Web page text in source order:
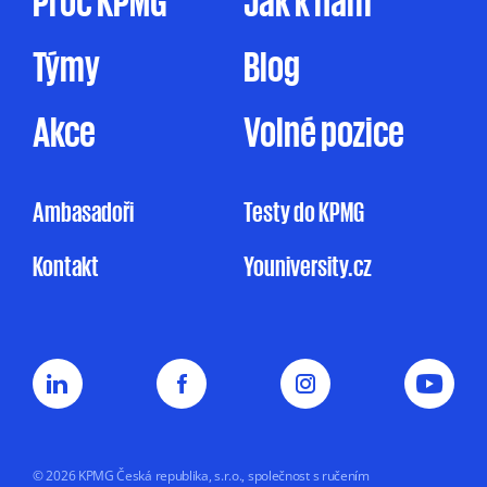
marketingové účely je prováděno ve zde
mnou udělovaného souhlasu. Pakliže souhlas
neudělím, ale ani nevznesu námitku, může
KPMG omezeně zpracovávat mé osobní údaje
pro účely marketingu na základě jejího
a mohu jej kdykoliv odvolat. Můj nesouhlas
Souhlas uděluji na dobu
5 let nebo do doby,
Týmy
Blog
Akce
Volné pozice
Ambasadoři
Kontakt
Testy do KPMG
Youniversity.cz
© 2026 KPMG Česká republika, s.r.o., společnost s ručením